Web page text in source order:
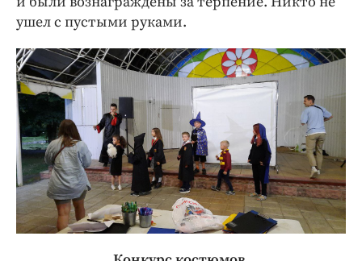
ушел с пустыми руками.